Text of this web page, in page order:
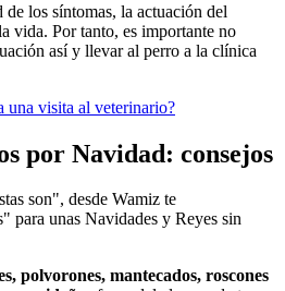
los síntomas, la actuación del
vida. Por tanto, es importante no
así y llevar al perro a la clínica
una visita al veterinario?
por Navidad: consejos
son", desde Wamiz te
para unas Navidades y Reyes sin
polvorones, mantecados, roscones